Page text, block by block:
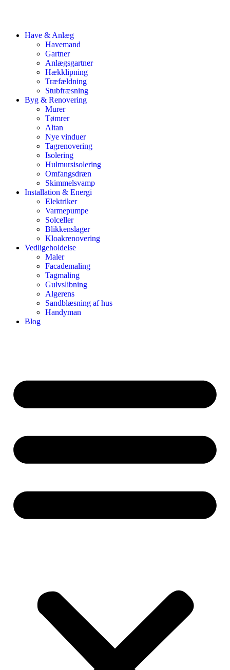
Have & Anlæg
Havemand
Gartner
Anlægsgartner
Hækklipning
Træfældning
Stubfræsning
Byg & Renovering
Murer
Tømrer
Altan
Nye vinduer
Tagrenovering
Isolering
Hulmursisolering
Omfangsdræn
Skimmelsvamp
Installation & Energi
Elektriker
Varmepumpe
Solceller
Blikkenslager
Kloakrenovering
Vedligeholdelse
Maler
Facademaling
Tagmaling
Gulvslibning
Algerens
Sandblæsning af hus
Handyman
Blog